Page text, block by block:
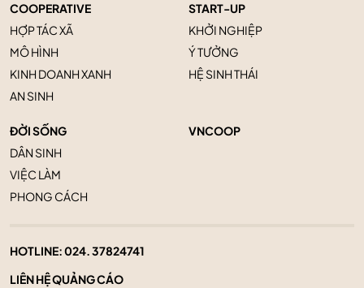
COOPERATIVE
HỢP TÁC XÃ
MÔ HÌNH
KINH DOANH XANH
AN SINH
START-UP
KHỞI NGHIỆP
Ý TƯỞNG
HỆ SINH THÁI
ĐỜI SỐNG
DÂN SINH
VIỆC LÀM
PHONG CÁCH
VNCOOP
HOTLINE:024. 37824741
LIÊN HỆ QUẢNG CÁO